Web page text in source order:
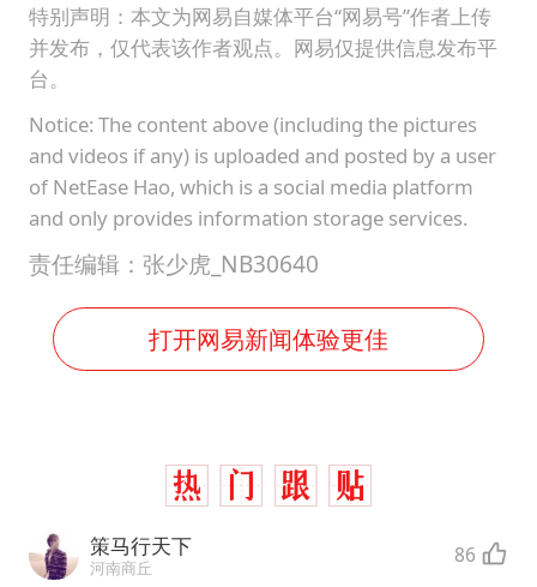
特别声明：本文为网易自媒体平台“网易号”作者上传
并发布，仅代表该作者观点。网易仅提供信息发布平
台。
Notice: The content above (including the pictures
and videos if any) is uploaded and posted by a user
of NetEase Hao, which is a social media platform
and only provides information storage services.
责任编辑：张少虎_NB30640
打开网易新闻体验更佳
策马行天下
河南商丘 86